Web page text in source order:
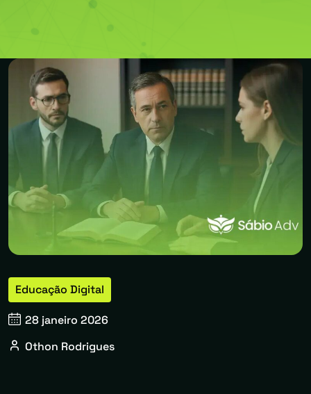
Educação Digital
28 janeiro 2026
Othon Rodrigues